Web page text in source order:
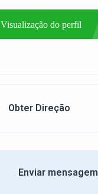
Visualização do perfil
Obter Direção
Enviar mensagem